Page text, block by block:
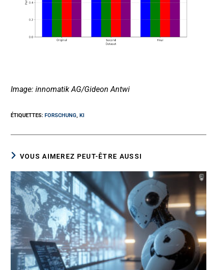
Image: innomatik AG/Gideon Antwi
ÉTIQUETTES:FORSCHUNG KI
VOUS AIMEREZ PEUT-ÊTRE AUSSI